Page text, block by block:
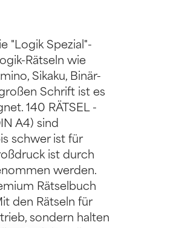
"Logik Spezial"-
Rätseln wie
Sikaku, Binär-
Schrift ist es
140 RÄTSEL -
A4) sind
schwer ist für
ist durch
werden.
Rätselbuch
den Rätseln für
sondern halten